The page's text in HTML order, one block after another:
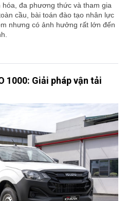
đa phương thức và tham gia
cầu, bài toán đào tạo nhân lực
nhưng có ảnh hưởng rất lớn đến
1000: Giải pháp vận tải